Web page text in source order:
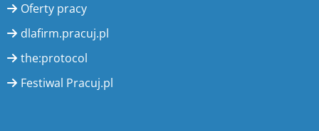
Oferty pracy
dlafirm.pracuj.pl
the:protocol
Festiwal Pracuj.pl